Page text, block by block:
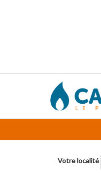
Votre localité